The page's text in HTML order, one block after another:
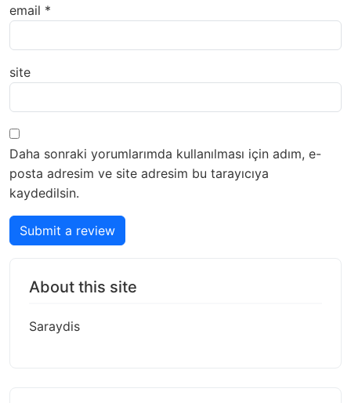
email *
site
Daha sonraki yorumlarımda kullanılması için adım, e-
posta adresim ve site adresim bu tarayıcıya
kaydedilsin.
Submit a review
About this site
Saraydis